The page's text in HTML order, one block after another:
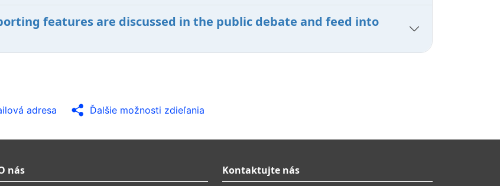
features are discussed in the public debate and feed into
adresa Ďalšie možnosti zdieľania
nás
Kontaktujte nás